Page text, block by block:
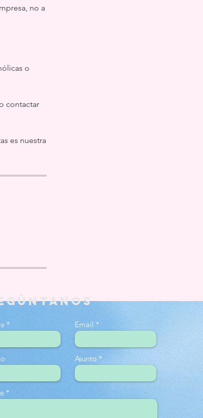
no a
o
contactar
es nuestra
Email
Asunto